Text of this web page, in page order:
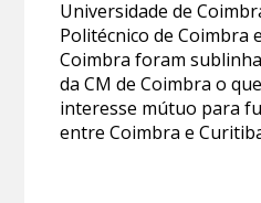
Universidade de
Politécnico de Coimbra
Coimbra foram
da CM de Coimbra o
interesse mútuo para
entre Coimbra e